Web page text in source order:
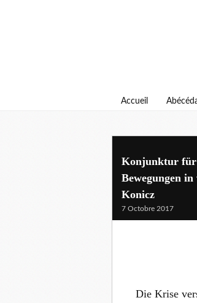
Accueil
Konjunktur für
Bewegungen
Konicz
7 Octobre 2017
Die Krise